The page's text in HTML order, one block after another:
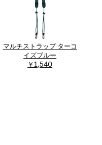
マルチストラップ ターコ
イズブルー
￥1,540